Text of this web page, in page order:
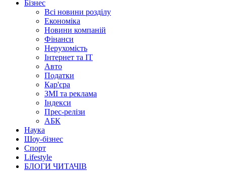
Бізнес
Всі новини розділу
Економіка
Новини компаній
Фінанси
Нерухомість
Інтернет та IT
Авто
Податки
Кар'єра
ЗМІ та реклама
Індекси
Прес-релізи
АБК
Наука
Шоу-бізнес
Спорт
Lifestyle
БЛОГИ ЧИТАЧІВ